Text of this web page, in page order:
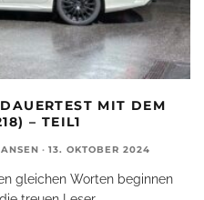
MIT DEM
– TEIL1
· 13. OKTOBER 2024
gleichen Worten beginnen